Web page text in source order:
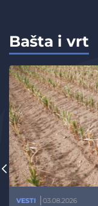
Bašta i vrt
VESTI 03.08.2026